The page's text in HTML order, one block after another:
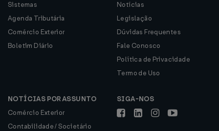
Sistemas
Agenda Tributária
Comércio Exterior
Boletim Diário
Notícias
Legislação
Dúvidas Frequentes
Fale Conosco
Política de Privacidade
Termo de Uso
NOTÍCIAS POR ASSUNTO
Comércio Exterior
Contabilidade / Societário
SIGA-NOS